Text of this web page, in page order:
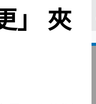
」 夾